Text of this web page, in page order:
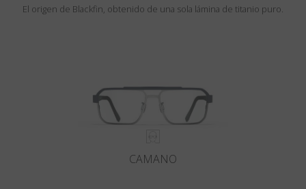
Buscar
El origen de Blackfin, obtenido de una sola lámina de titanio puro.
CAMANO